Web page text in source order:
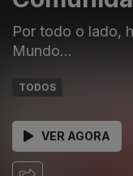
Por todo o lado,
Mundo...
TODOS
VER AGORA